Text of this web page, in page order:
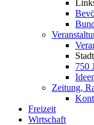
750
Zeitung,
Freizeit
Wirtschaft